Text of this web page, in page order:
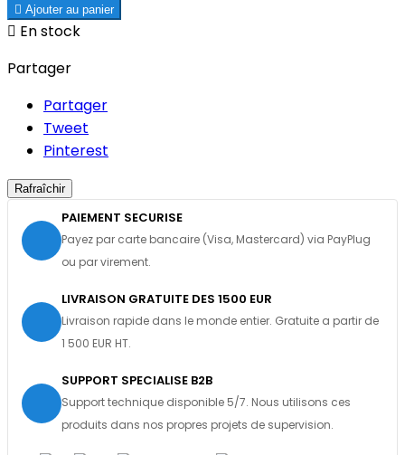
 Ajouter au panier
 En stock
Partager
Partager
Tweet
Pinterest
PAIEMENT SECURISE
Payez par carte bancaire (Visa, Mastercard) via PayPlug
ou par virement.
LIVRAISON GRATUITE DES 1500 EUR
Livraison rapide dans le monde entier. Gratuite a partir de
1 500 EUR HT.
SUPPORT SPECIALISE B2B
Support technique disponible 5/7. Nous utilisons ces
produits dans nos propres projets de supervision.